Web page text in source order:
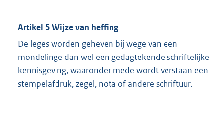
Artikel 5 Wijze van heffing
De leges worden geheven bij wege van een
mondelinge dan wel een gedagtekende schriftelijke
kennisgeving, waaronder mede wordt verstaan een
stempelafdruk, zegel, nota of andere schriftuur.